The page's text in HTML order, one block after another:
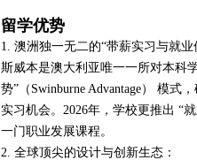
留学优势
1. 澳洲独一无二的“带薪实习与就业
斯威本是澳大利亚唯一一所对本科
势”（Swinburne Advantage） 模
实习机会。2026年，学校更推出 “
一门职业发展课程。
2. 全球顶尖的设计与创新生态：